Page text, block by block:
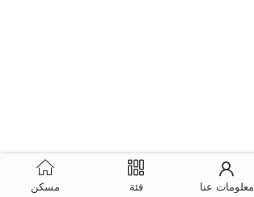
مسكن فئة معلومات عنا